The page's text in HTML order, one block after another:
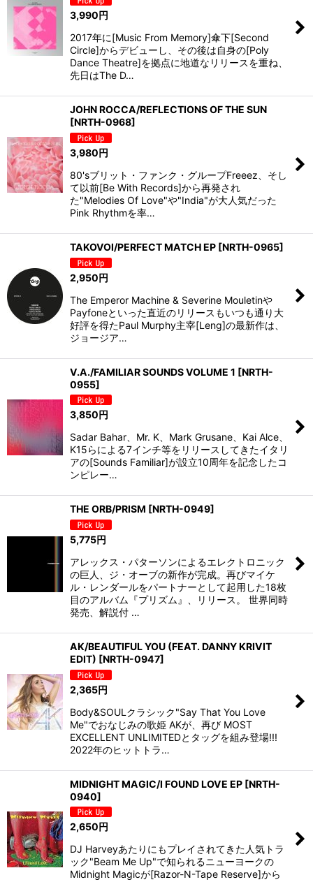
3,990 円
2017年に[Music From Memory]傘下[Second
Circle]からデビューし、その後は自身の[Poly
Dance Theatre]を拠点に地道なリリースを重ね、
先日はThe D…
JOHN ROCCA/REFLECTIONS OF THE SUN
[NRTH-0968]
3,980円
80'sブリット・ファンク・グループFreeez、そし
て以前[Be With Records]から再発され
た"Melodies Of Love"や"India"が大人気だった
Pink Rhythmを率…
TAKOVOI/PERFECT MATCH EP [NRTH-0965]
2,950円
The Emperor Machine & Severine Mouletinや
Payfoneといった直近のリリースもいつも通り大
好評を得たPaul Murphy主宰[Leng]の最新作は、
ジョージア…
V.A./FAMILIAR SOUNDS VOLUME 1 [NRTH-
0955]
3,850 円
Sadar Bahar、Mr. K、Mark Grusane、Kai Alce、
K15らによる7インチ等をリリースしてきたイタリ
アの[Sounds Familiar]が設立10周年を記念したコ
ンピレー…
THE ORB/PRISM [NRTH-0949]
5,775円
アレックス・パターソンによるエレクトロニック
の巨人、ジ・オーブの新作が完成。再びマイケ
ル・レンダールをパートナーとして起用した18枚
目のアルバム『プリズム』、リリース。 世界同時
発売、解説付 …
AK/BEAUTIFUL YOU (FEAT. DANNY KRIVIT
EDIT) [NRTH-0947]
2,365円
Body&SOULクラシック"Say That You Love
Me"でおなじみの歌姫 AKが、再び MOST
EXCELLENT UNLIMITEDとタッグを組み登場!!!
2022年のヒットトラ…
MIDNIGHT MAGIC/I FOUND LOVE EP [NRTH-
0940]
2,650 円
DJ Harveyあたりにもプレイされてきた人気トラ
ック"Beam Me Up"で知られるニューヨークの
Midnight Magicが[Razor-N-Tape Reserve]から